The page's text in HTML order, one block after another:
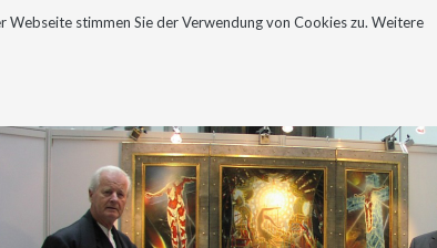
Webseite stimmen Sie der Verwendung von Cookies zu. Weitere